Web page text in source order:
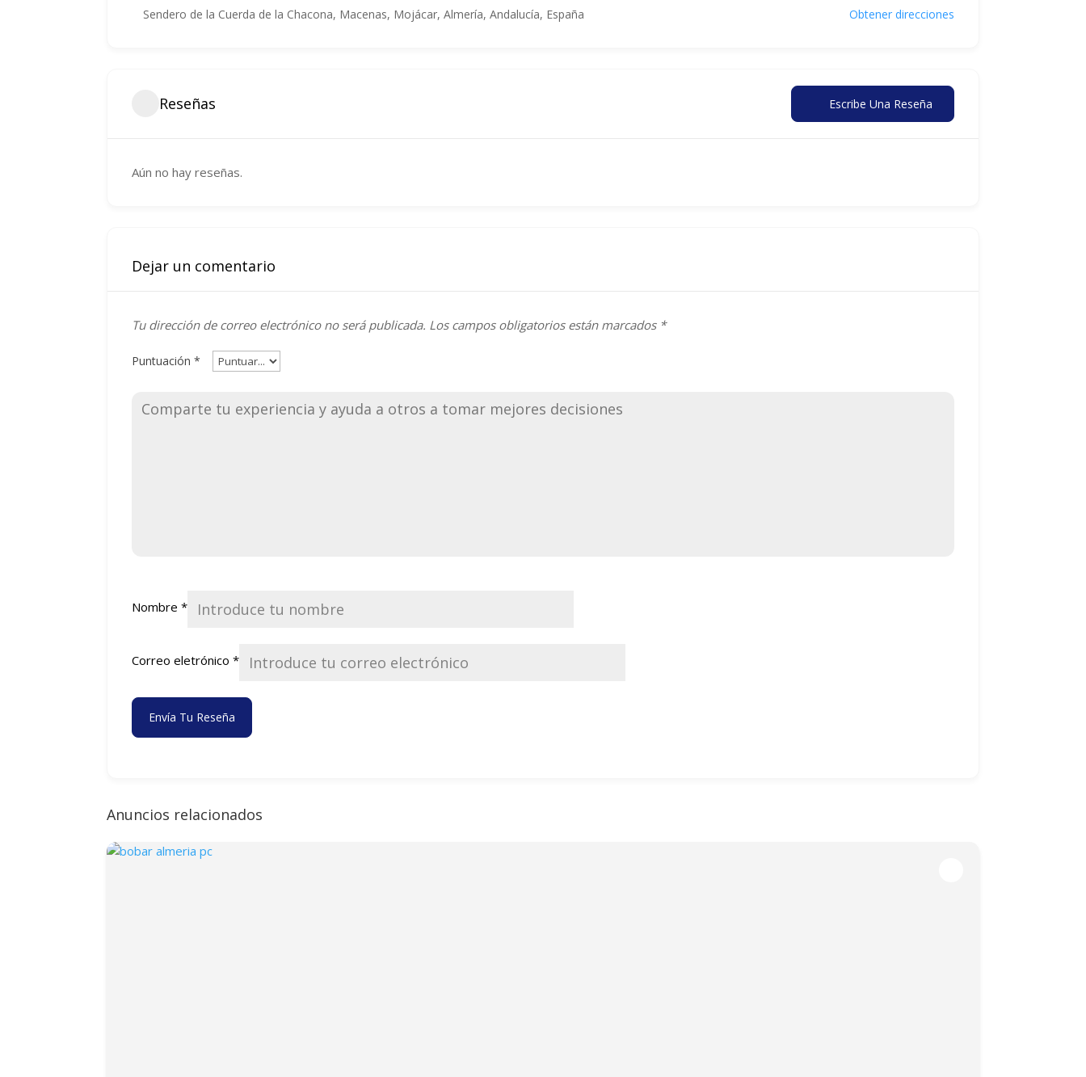
Sendero de la Cuerda de la Chacona, Macenas, Mojácar, Almería, Andalucía, España Obtener direcciones
Reseñas Escribe Una Reseña
Aún no hay reseñas.
Dejar un comentario
Tu dirección de correo electrónico no será publicada. Los campos obligatorios están marcados *
Puntuación *
Nombre *
Correo eletrónico *
Envía Tu Reseña
Anuncios relacionados